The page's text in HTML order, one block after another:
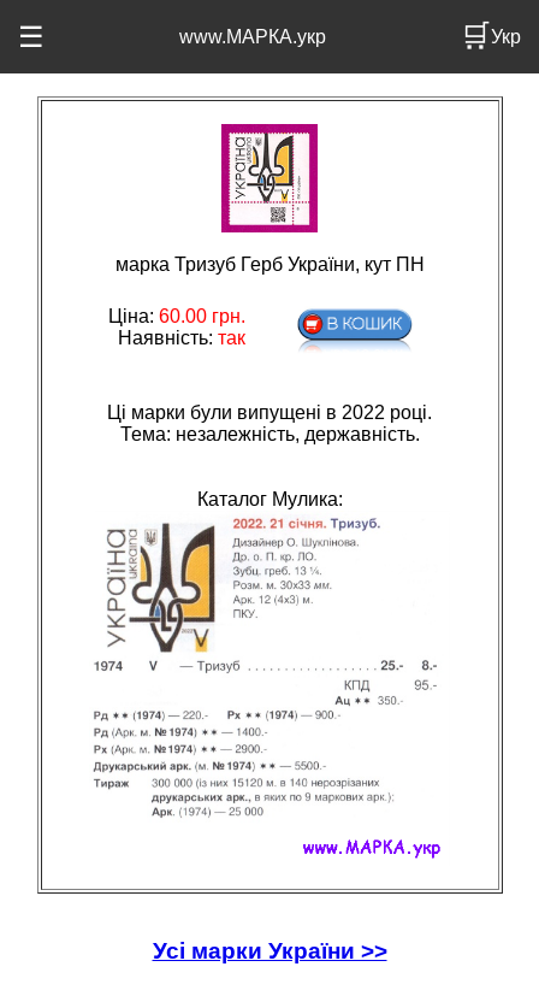
☰ www.МАРКА.укр 🛒Укр
марка Тризуб Герб України, кут ПН
Ціна: 60.00грн.
Наявність: так
Ці марки були випущені в 2022 році.
Тема: незалежнiсть, державнiсть.
Каталог Мулика:
Усі марки України >>